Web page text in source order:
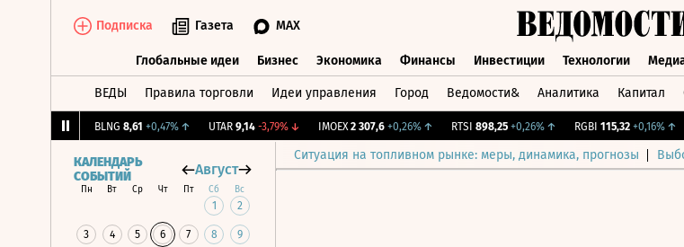
Подписка Газета MAX
Глобальные идеи Бизнес Экономика Финансы Инвестиции Технологии
ВЕДЫ Правила торговли Идеи управления Город Ведомости& Аналитика Капитал
BLNG 8,61 +0,47%↑ UTAR 9,14 -3,79%↓ IMOEX 2 307,6 +0,26%↑ RTSI 898,25 +0,26%↑ RGBI 115,32 +0,16%↑
Ситуация на топливном рынке: меры, динамика, прогнозы
КАЛЕНДАРЬ
СОБЫТИЙ
Август
Пн Вт Ср Чт Пт Сб Вс
1 2
3 4 5 6 7 8 9